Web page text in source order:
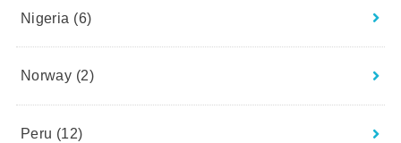
Nigeria (6)
Norway (2)
Peru (12)